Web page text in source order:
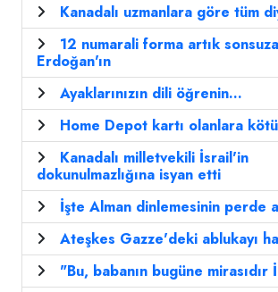
Kanadalı uzmanlara göre tüm
12 numarali forma artık
Erdoğan'ın
Ayaklarınızın dili öğrenin...
Home Depot kartı olanlara
Kanadalı milletvekili İsrail'in
dokunulmazlığına isyan etti
İşte Alman dinlemesinin perde
Ateşkes Gazze'deki ablukayı
"Bu, babanın bugüne mirasıdır